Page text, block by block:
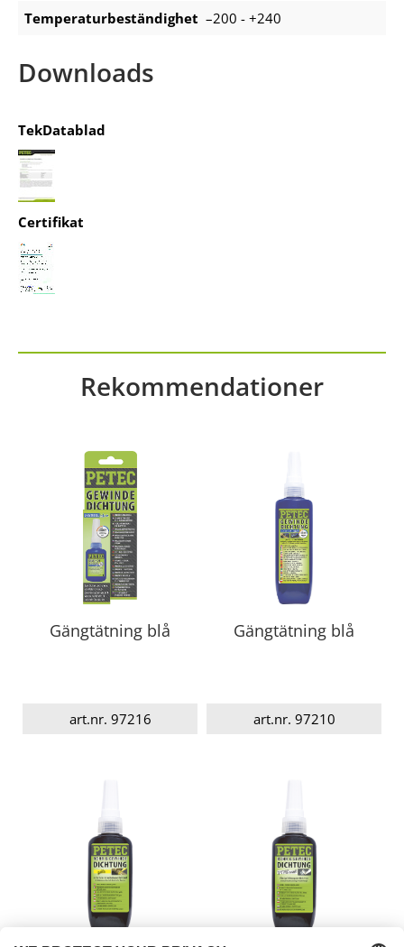
Temperaturbeständighet –200 - +240
Downloads
TekDatablad
Certifikat
Rekommendationer
Gängtätning blå
art.nr. 97216
Gängtätning blå
art.nr. 97210